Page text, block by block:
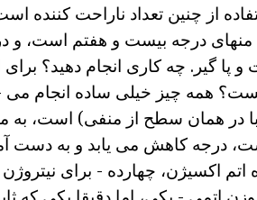
از چنین تعداد ناراحت کننده
درجه بیست و هفتم است، و
پا گیر. چه کاری انجام دهید؟
همه چیز خیلی ساده انجام می -
در همان سطح از منفی) است،
کاهش می یابد و به دست
اتم اکسیژن، چهارده - برای